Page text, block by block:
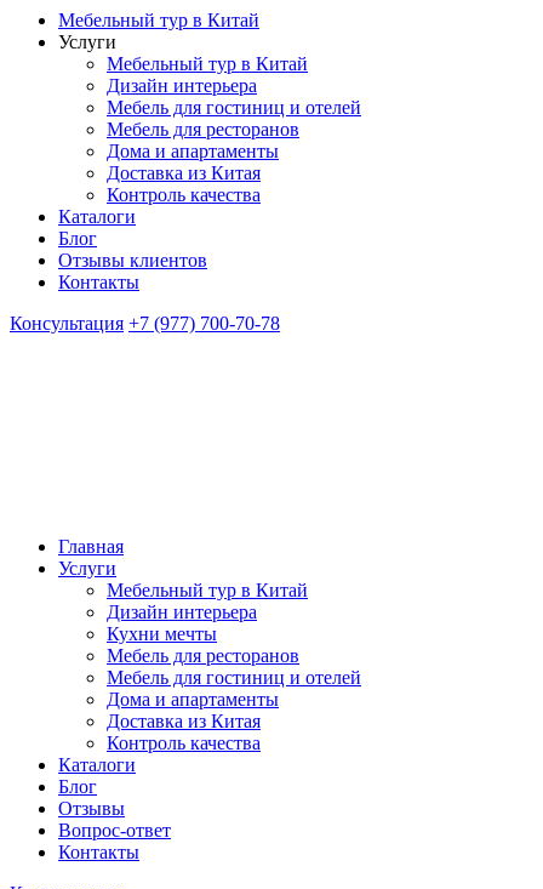
Мебельный тур в Китай
Услуги
Мебельный тур в Китай
Дизайн интерьера
Мебель для гостиниц и отелей
Мебель для ресторанов
Дома и апартаменты
Доставка из Китая
Контроль качества
Каталоги
Блог
Отзывы клиентов
Контакты
Консультация +7 (977) 700-70-78
Главная
Услуги
Мебельный тур в Китай
Дизайн интерьера
Кухни мечты
Мебель для ресторанов
Мебель для гостиниц и отелей
Дома и апартаменты
Доставка из Китая
Контроль качества
Каталоги
Блог
Отзывы
Вопрос-ответ
Контакты